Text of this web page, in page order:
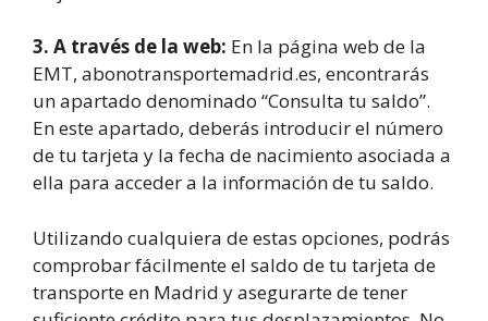
3. A través de la web: En la página web de la
EMT, abonotransportemadrid.es, encontrarás
un apartado denominado “Consulta tu saldo”.
En este apartado, deberás introducir el número
de tu tarjeta y la fecha de nacimiento asociada a
ella para acceder a la información de tu saldo.
Utilizando cualquiera de estas opciones, podrás
comprobar fácilmente el saldo de tu tarjeta de
transporte en Madrid y asegurarte de tener